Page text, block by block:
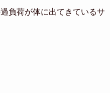
負荷が体に出てきているサ